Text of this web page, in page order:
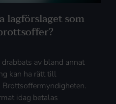
lagförslaget som
av bland annat
kan ha rätt till
idag betalas